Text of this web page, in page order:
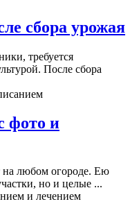
сбора урожая
требуется
После сбора
фото и
на любом огороде. Ею
но и целые ...